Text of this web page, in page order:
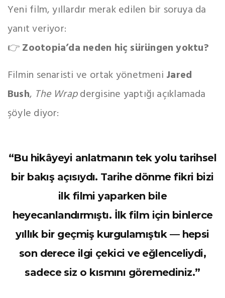
Yeni film, yıllardır merak edilen bir soruya da
yanıt veriyor:
👉Zootopia’da neden hiç sürüngen yoktu?
Filmin senaristi ve ortak yönetmeni Jared
Bush, The Wrapdergisine yaptığı açıklamada
şöyle diyor:
“Bu hikâyeyi anlatmanın tek yolu tarihsel
bir bakış açısıydı. Tarihe dönme fikri bizi
ilk filmi yaparken bile
heyecanlandırmıştı. İlk film için binlerce
yıllık bir geçmiş kurgulamıştık — hepsi
son derece ilgi çekici ve eğlenceliydi,
sadece siz o kısmını göremediniz.”